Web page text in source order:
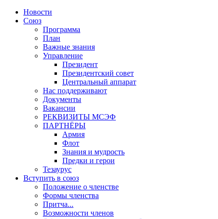
Новости
Союз
Программа
План
Важные знания
Управление
Президент
Президентский совет
Центральный аппарат
Нас поддерживают
Документы
Вакансии
РЕКВИЗИТЫ МСЭФ
ПАРТНЁРЫ
Армия
Флот
Знания и мудрость
Предки и герои
Тезаурус
Вступить в союз
Положение о членстве
Формы членства
Притча...
Возможности членов